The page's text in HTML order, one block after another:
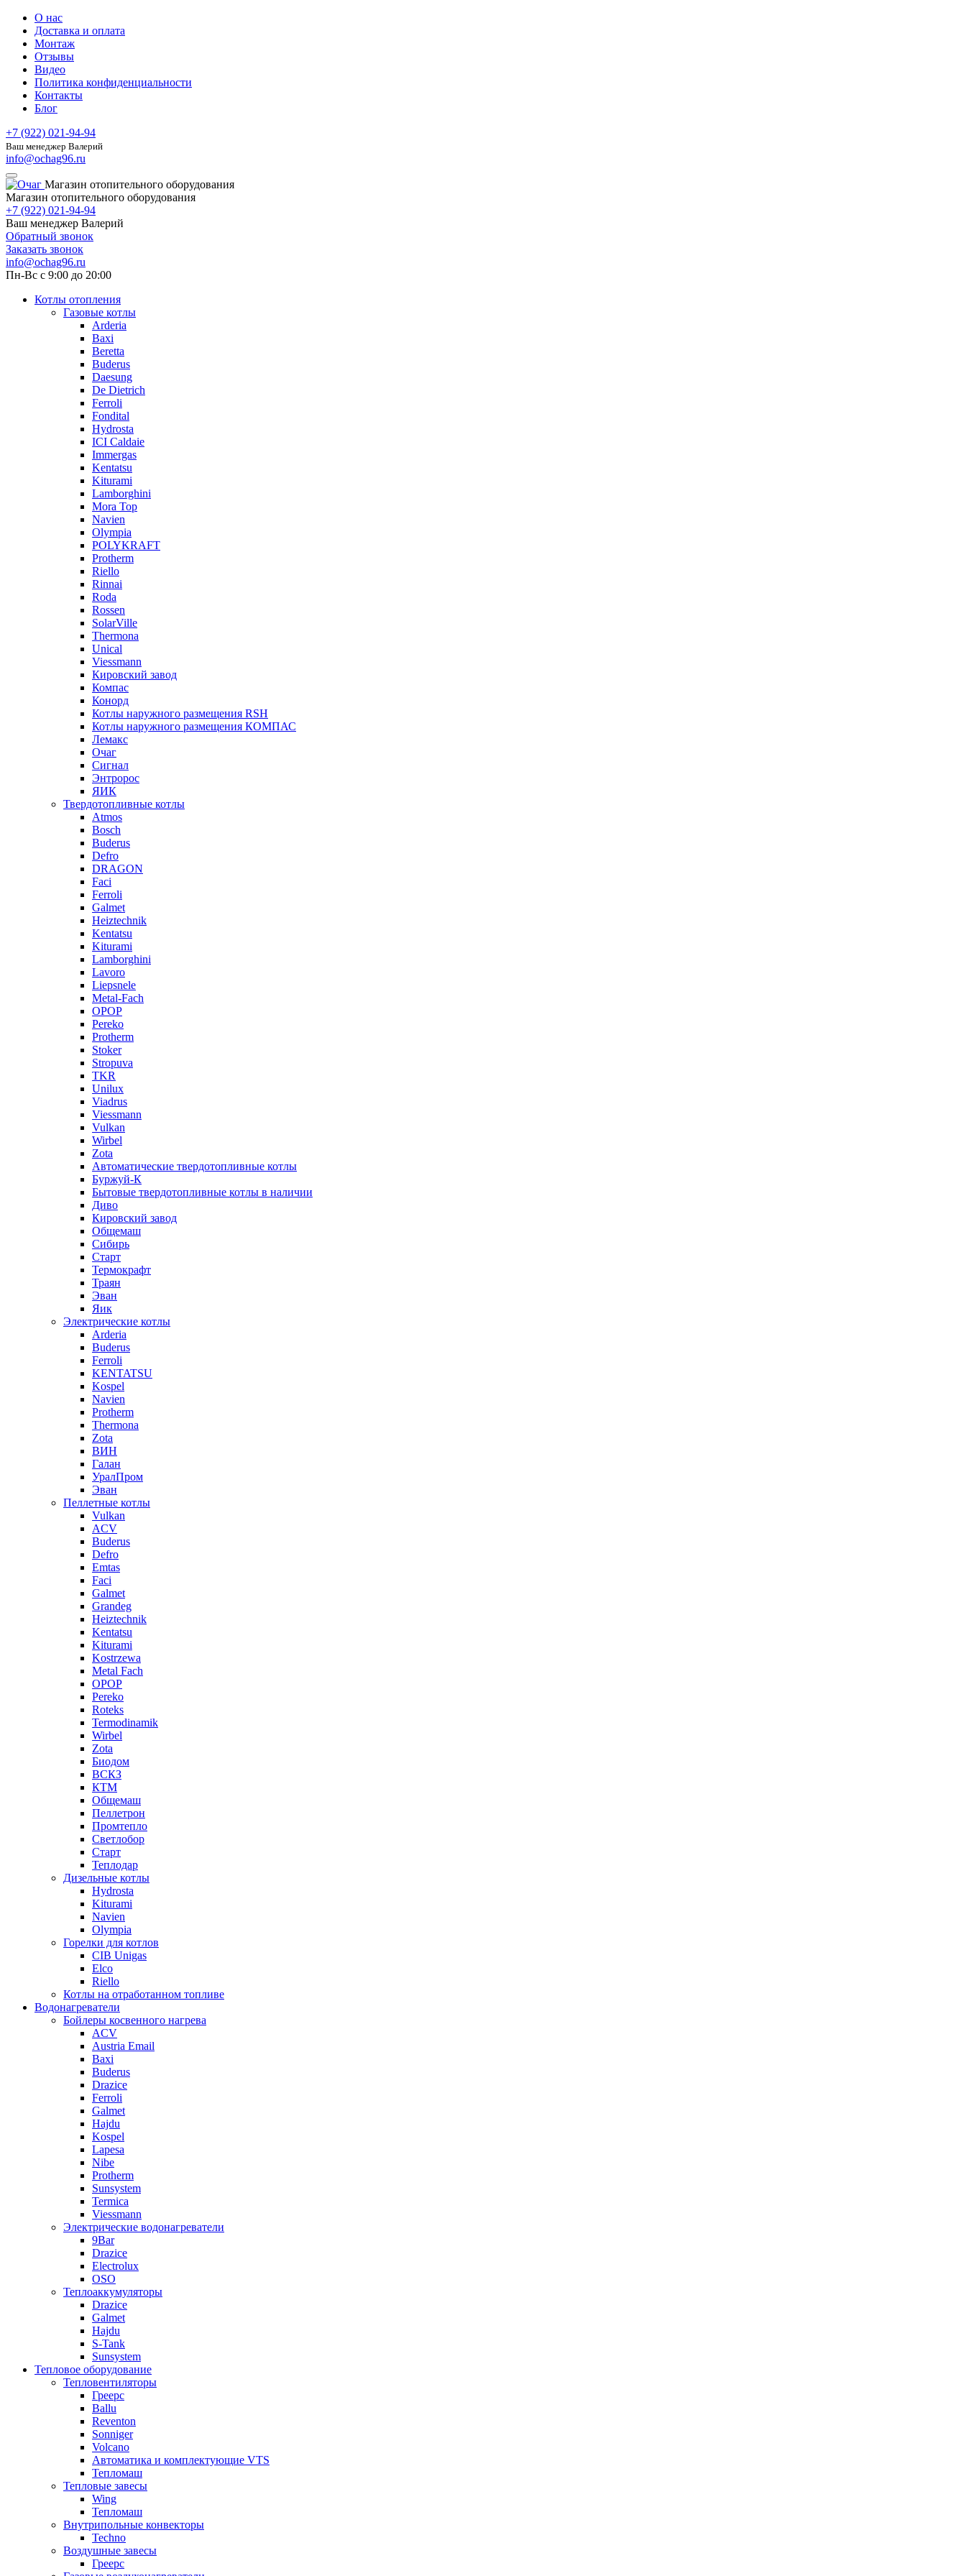
О нас
Доставка и оплата
Монтаж
Отзывы
Видео
Политика конфиденциальности
Контакты
Блог
+7 (922) 021-94-94
Ваш менеджер Валерий
info@ochag96.ru
Магазин отопительного оборудования
Магазин отопительного оборудования
+7 (922) 021-94-94
Ваш менеджер Валерий
Обратный звонок
Заказать звонок
info@ochag96.ru
Пн-Вс с 9:00 до 20:00
Котлы отопления
Газовые котлы
Arderia
Baxi
Beretta
Buderus
Daesung
De Dietrich
Ferroli
Fondital
Hydrosta
ICI Caldaie
Immergas
Kentatsu
Kiturami
Lamborghini
Mora Top
Navien
Olympia
POLYKRAFT
Protherm
Riello
Rinnai
Roda
Rossen
SolarVille
Thermona
Unical
Viessmann
Кировский завод
Компас
Конорд
Котлы наружного размещения RSH
Котлы наружного размещения КОМПАС
Лемакс
Очаг
Сигнал
Энтророс
ЯИК
Твердотопливные котлы
Atmos
Bosch
Buderus
Defro
DRAGON
Faci
Ferroli
Galmet
Heiztechnik
Kentatsu
Kiturami
Lamborghini
Lavoro
Liepsnele
Metal-Fach
OPOP
Pereko
Protherm
Stoker
Stropuva
TKR
Unilux
Viadrus
Viessmann
Vulkan
Wirbel
Zota
Автоматические твердотопливные котлы
Буржуй-К
Бытовые твердотопливные котлы в наличии
Диво
Кировский завод
Общемаш
Сибирь
Старт
Термокрафт
Траян
Эван
Яик
Электрические котлы
Arderia
Buderus
Ferroli
KENTATSU
Kospel
Navien
Protherm
Thermona
Zota
ВИН
Галан
УралПром
Эван
Пеллетные котлы
Vulkan
ACV
Buderus
Defro
Emtas
Faci
Galmet
Grandeg
Heiztechnik
Kentatsu
Kiturami
Kostrzewa
Metal Fach
OPOP
Pereko
Roteks
Termodinamik
Wirbel
Zota
Биодом
ВСКЗ
КТМ
Общемаш
Пеллетрон
Промтепло
Светлобор
Старт
Теплодар
Дизельные котлы
Hydrosta
Kiturami
Navien
Olympia
Горелки для котлов
CIB Unigas
Elco
Riello
Котлы на отработанном топливе
Водонагреватели
Бойлеры косвенного нагрева
ACV
Austria Email
Baxi
Buderus
Drazice
Ferroli
Galmet
Hajdu
Kospel
Lapesa
Nibe
Protherm
Sunsystem
Termica
Viessmann
Электрические водонагреватели
9Bar
Drazice
Electrolux
OSO
Теплоаккумуляторы
Drazice
Galmet
Hajdu
S-Tank
Sunsystem
Тепловое оборудование
Тепловентиляторы
Греерс
Ballu
Reventon
Sonniger
Volcano
Автоматика и комплектующие VTS
Тепломаш
Тепловые завесы
Wing
Тепломаш
Внутрипольные конвекторы
Techno
Воздушные завесы
Греерс